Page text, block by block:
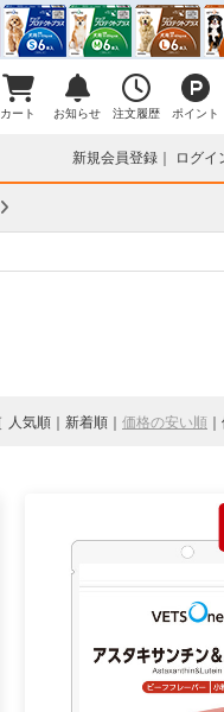
カート お知らせ 注文履歴 ポイント
新規会員登録 ログイ
人気順 新着順 価格の安い順